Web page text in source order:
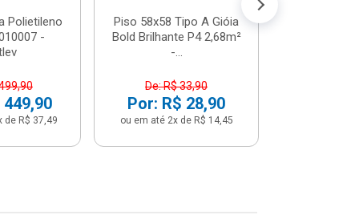
Polietileno
-
de R$ 37,49
Piso 58x58 Tipo A Gióia
Bold Brilhante P4 2,68m²
-...
De: R$ 33,90
Por: R$ 28,90
ou em até 2x de R$ 14,45